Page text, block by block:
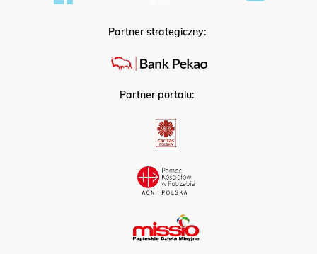
Partner strategiczny:
Partner portalu: